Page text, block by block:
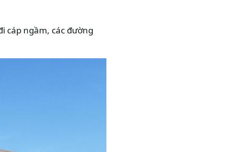
cáp ngầm, các đường